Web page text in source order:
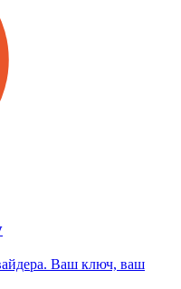
Ваш ключ, ваш